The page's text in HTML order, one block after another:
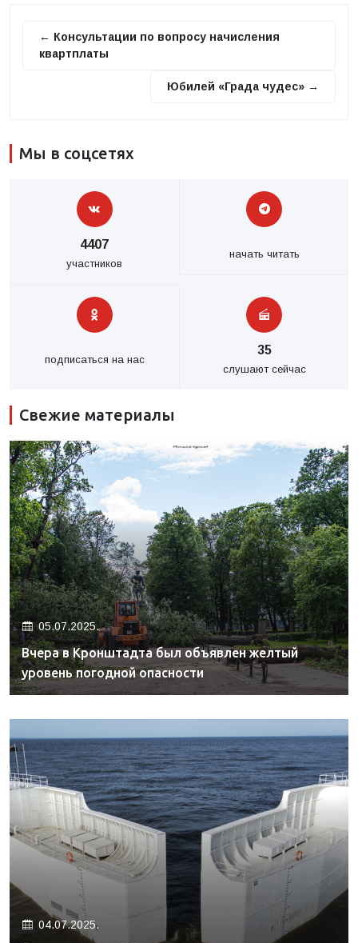
← Консультации по вопросу начисления
квартплаты
Юбилей «Града чудес» →
Мы в соцсетях
4407
участников
начать читать
подписаться на нас
35
слушают сейчас
Свежие материалы
05.07.2025.
Вчера в Кронштадта был объявлен желтый
уровень погодной опасности
04.07.2025.